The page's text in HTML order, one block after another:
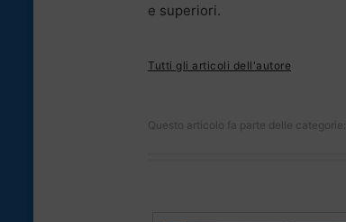
e superiori.
Tutti gli articoli dell'autore
Questo articolo fa parte delle categorie: